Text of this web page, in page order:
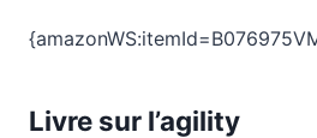
Livre sur l’agility